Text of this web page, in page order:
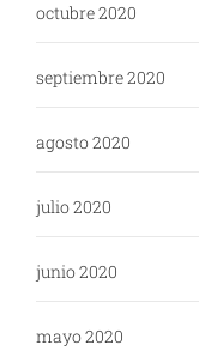
octubre 2020
septiembre 2020
agosto 2020
julio 2020
junio 2020
mayo 2020